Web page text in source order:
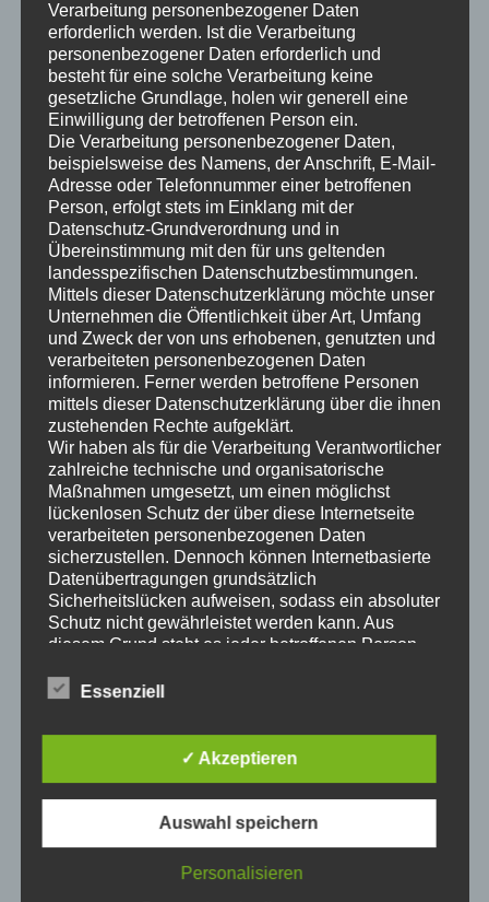
Heimkinobau in Mülheim an der Ruhr –
nichts von Stange sonder individuell
gestaltet
Die beste Technik bedeutet nicht zwangsläufig das
beste Ergebnis, denn sind Raum, Technik und alle
Zubehörteile nicht exakt aufeinander abgestimmt, ist
das Endergebnis nur suboptimal. Wer schon deshalb
aufs ganze gehen will, kommt nicht drum herum einen
Heimkino-Spezialistenzu engagieren, nur dieser weiß,
worauf es ankommt, um ein professionelles Ergebnis zu
erzielen.
Was braucht man für ein professionelles Heimkino in
Verarbeitung personenbezogener Daten
erforderlich werden. Ist die Verarbeitung
personenbezogener Daten erforderlich und
besteht für eine solche Verarbeitung keine
gesetzliche Grundlage, holen wir generell eine
Einwilligung der betroffenen Person ein.
Die Verarbeitung personenbezogener Daten,
beispielsweise des Namens, der Anschrift, E-Mail-
Adresse oder Telefonnummer einer betroffenen
Person, erfolgt stets im Einklang mit der
Datenschutz-Grundverordnung und in
Übereinstimmung mit den für uns geltenden
landesspezifischen Datenschutzbestimmungen.
Mittels dieser Datenschutzerklärung möchte unser
Unternehmen die Öffentlichkeit über Art, Umfang
und Zweck der von uns erhobenen, genutzten und
verarbeiteten personenbezogenen Daten
informieren. Ferner werden betroffene Personen
mittels dieser Datenschutzerklärung über die ihnen
zustehenden Rechte aufgeklärt.
Wir haben als für die Verarbeitung Verantwortlicher
zahlreiche technische und organisatorische
Maßnahmen umgesetzt, um einen möglichst
lückenlosen Schutz der über diese Internetseite
verarbeiteten personenbezogenen Daten
sicherzustellen. Dennoch können Internetbasierte
Datenübertragungen grundsätzlich
Sicherheitslücken aufweisen, sodass ein absoluter
Schutz nicht gewährleistet werden kann. Aus
diesem Grund steht es jeder betroffenen Person
alternativen Wegen, beispielsweise telefonisch, an
Begrifflichkeiten, die durch den Europäischen
Richtlinien- und Verordnungsgeber beim Erlass
der Datenschutz-Grundverordnung (DS-GVO)
verwendet wurden. Unsere Datenschutzerklärung
Essenziell
✓ Akzeptieren
Auswahl speichern
Personalisieren